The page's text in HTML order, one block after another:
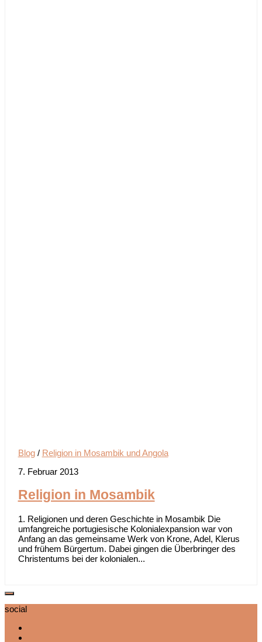
Blog/ Religion in Mosambik und Angola
7. Februar 2013
Religion in Mosambik
1. Religionen und deren Geschichte in Mosambik Die
umfangreiche portugiesische Kolonialexpansion war von
Anfang an das gemeinsame Werk von Krone, Adel, Klerus
und frühem Bürgertum. Dabei gingen die Überbringer des
Christentums bei der kolonialen...
social